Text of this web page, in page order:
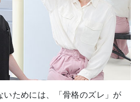
いためには、「骨格のズレ」が